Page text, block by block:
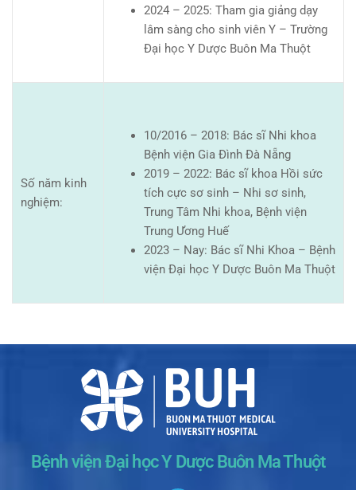
2024 – 2025: Tham gia giảng dạy
lâm sàng cho sinh viên Y – Trường
Đại học Y Dược Buôn Ma Thuột
Số năm kinh
nghiệm:
10/2016 – 2018: Bác sĩ Nhi khoa
Bệnh viện Gia Đình Đà Nẵng
2019 – 2022: Bác sĩ khoa Hồi sức
tích cực sơ sinh – Nhi sơ sinh,
Trung Tâm Nhi khoa, Bệnh viện
Trung Ương Huế
2023 – Nay: Bác sĩ Nhi Khoa – Bệnh
viện Đại học Y Dược Buôn Ma Thuột
Bệnh viện Đại học Y Dược Buôn Ma Thuột